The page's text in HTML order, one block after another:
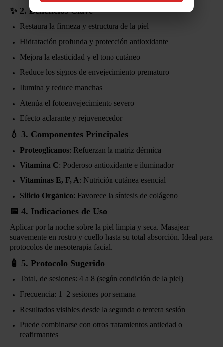
✨ 2. Beneficios Clave
Restaura la firmeza y estructura de la piel
Hidratación profunda y protección antioxidante
Mejora la elasticidad y el tono cutáneo
Reduce los signos de envejecimiento prematuro
Ilumina y reduce manchas
Atenúa el fotoenvejecimiento severo
Efecto aclarante y rejuvenecedor
💧 3. Componentes Principales
Proteoglicanos: Refuerzan la matriz dérmica
Vitamina C: Poderoso antioxidante e iluminador
Vitaminas E, F, A: Nutrición cutánea esencial
Silicio Orgánico: Favorece la síntesis de colágeno
📅 4. Indicaciones de Uso
Aplicar por la noche sobre la piel limpia y seca. Masajear
suavemente en rostro y cuello hasta su total absorción. Ideal para
protocolos de mesoterapia facial.
🧴 5. Protocolo Sugerido
Total, de sesiones: 4 a 8 (según condición de la piel)
Frecuencia: 1–2 sesiones por semana
Resultados visibles desde la segunda o tercera sesión
Puede combinarse con otros tratamientos antiedad o
reafirmantes